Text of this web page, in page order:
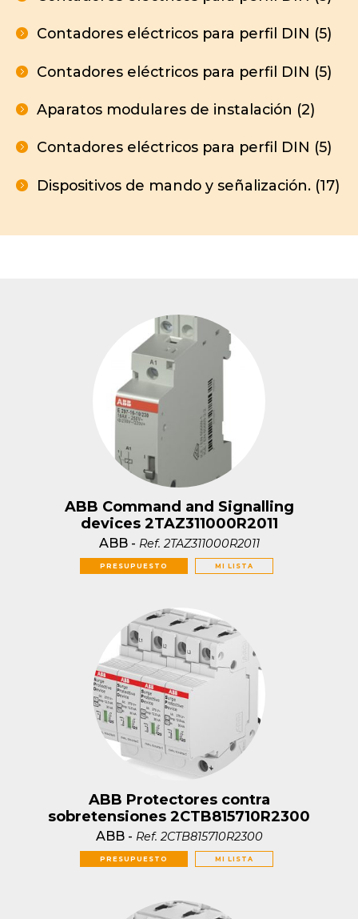
Contadores eléctricos para perfil DIN (5)
Contadores eléctricos para perfil DIN (5)
Aparatos modulares de instalación (2)
Contadores eléctricos para perfil DIN (5)
Dispositivos de mando y señalización. (17)
ABB Command and Signalling
devices 2TAZ311000R2011
ABB - Ref.2TAZ311000R2011
PRESUPUESTO MI LISTA
ABB Protectores contra
sobretensiones 2CTB815710R2300
ABB - Ref.2CTB815710R2300
PRESUPUESTO MI LISTA